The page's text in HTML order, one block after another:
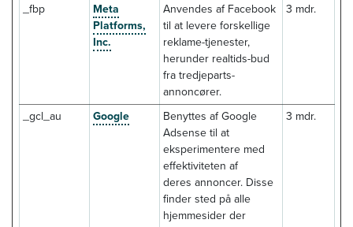
_fbp
Meta
Platforms,
Inc.
Anvendes af Facebook
til at levere forskellige
reklame-tjenester,
herunder realtids-bud
fra tredjeparts-
annoncører.
3 mdr.
_gcl_au Google
Benyttes af Google
Adsense til at
eksperimentere med
effektiviteten af
deres annoncer. Disse
finder sted på alle
hjemmesider der
3 mdr.